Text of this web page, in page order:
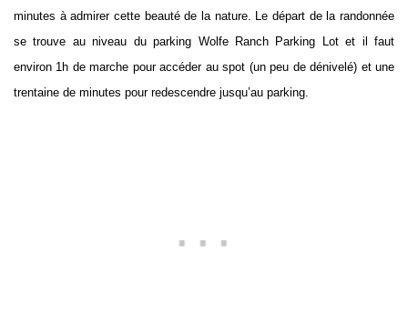
minutes à admirer cette beauté de la nature. Le départ de la randonnée
se trouve au niveau du parking Wolfe Ranch Parking Lot et il faut
environ 1h de marche pour accéder au spot (un peu de dénivelé) et une
trentaine de minutes pour redescendre jusqu’au parking.